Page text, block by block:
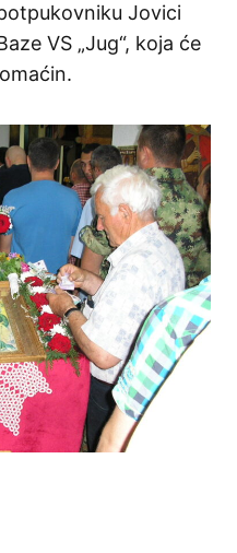
Jovici
VS „Jug“, koja će